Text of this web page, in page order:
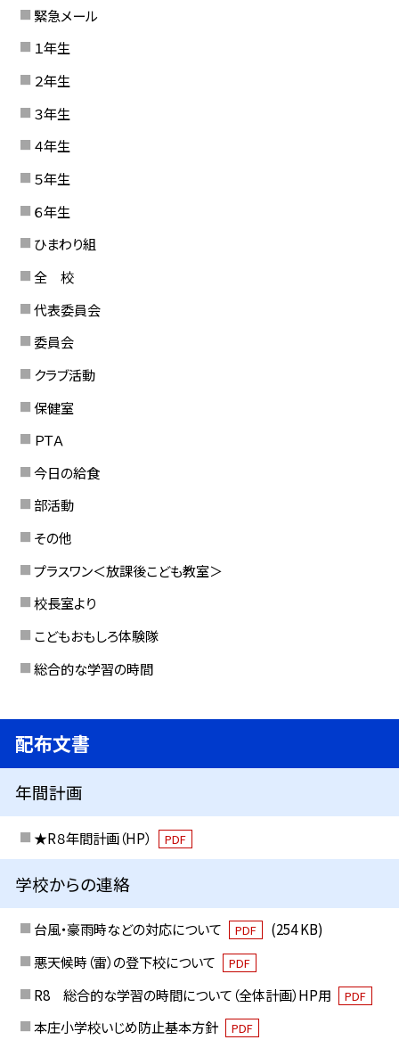
緊急メール
１年生
２年生
３年生
４年生
５年生
６年生
ひまわり組
全 校
代表委員会
委員会
クラブ活動
保健室
ＰＴＡ
今日の給食
部活動
その他
プラスワン＜放課後こども教室＞
校長室より
こどもおもしろ体験隊
総合的な学習の時間
配布文書
年間計画
★R８年間計画（HP） PDF
学校からの連絡
台風・豪雨時などの対応について PDF
(254 KB)
悪天候時（雷）の登下校について
PDF
R8 総合的な学習の時間について（全体計画）HP用 PDF
本庄小学校いじめ防止基本方針 PDF